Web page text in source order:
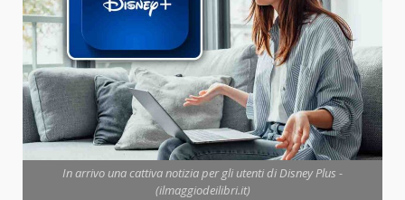
In arrivo una cattiva notizia per gli utenti di Disney Plus -
(ilmaggiodeilibri.it)